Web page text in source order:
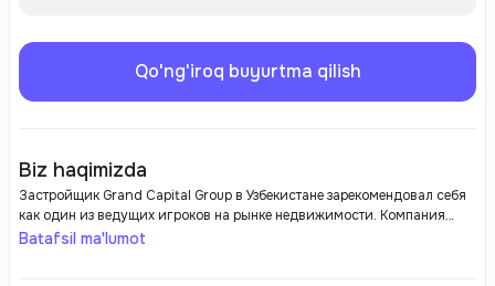
Qo'ng'iroq buyurtma qilish
Biz haqimizda
Застройщик Grand Capital Group в Узбекистане зарекомендовал себя
как один из ведущих игроков на рынке недвижимости. Компания
активно участвует в ряде крупных строительных проектов,
Batafsil ma'lumot